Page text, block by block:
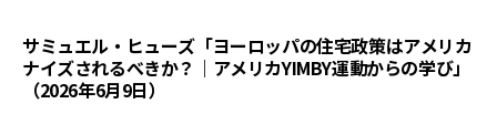
サミュエル・ヒューズ「ヨーロッパの住宅政策はアメリカ
ナイズされるべきか？｜アメリカYIMBY運動からの学び」
（2026年6月9日）